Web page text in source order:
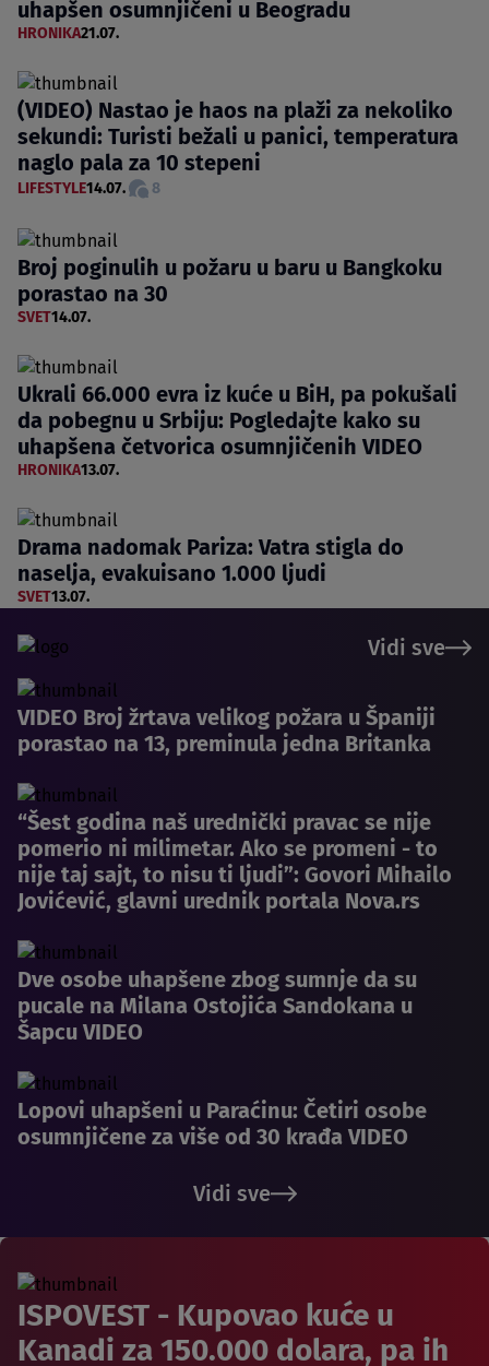
uhapšen osumnjičeni u Beogradu
HRONIKA21.07.
(VIDEO) Nastao je haos na plaži za nekoliko
sekundi: Turisti bežali u panici, temperatura
naglo pala za 10 stepeni
LIFESTYLE14.07. 8
Broj poginulih u požaru u baru u Bangkoku
porastao na 30
SVET14.07.
Ukrali 66.000 evra iz kuće u BiH, pa pokušali
da pobegnu u Srbiju: Pogledajte kako su
uhapšena četvorica osumnjičenih VIDEO
HRONIKA13.07.
Drama nadomak Pariza: Vatra stigla do
naselja, evakuisano 1.000 ljudi
SVET13.07.
Vidi sve
VIDEO Broj žrtava velikog požara u Španiji
porastao na 13, preminula jedna Britanka
“Šest godina naš urednički pravac se nije
pomerio ni milimetar. Ako se promeni - to
nije taj sajt, to nisu ti ljudi”: Govori Mihailo
Jovićević, glavni urednik portala Nova.rs
Dve osobe uhapšene zbog sumnje da su
pucale na Milana Ostojića Sandokana u
Šapcu VIDEO
Lopovi uhapšeni u Paraćinu: Četiri osobe
osumnjičene za više od 30 krađa VIDEO
Vidi sve
ISPOVEST - Kupovao kuće u
Kanadi za 150.000 dolara, pa ih